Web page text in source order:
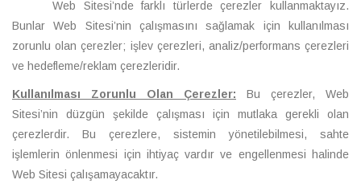
Web Sitesi’nde farklı türlerde çerezler kullanmaktayız.
Bunlar Web Sitesi’nin çalışmasını sağlamak için kullanılması
zorunlu olan çerezler; işlev çerezleri, analiz/performans çerezleri
ve hedefleme/reklam çerezleridir.
Kullanılması Zorunlu Olan Çerezler: Bu çerezler, Web
Sitesi’nin düzgün şekilde çalışması için mutlaka gerekli olan
çerezlerdir. Bu çerezlere, sistemin yönetilebilmesi, sahte
işlemlerin önlenmesi için ihtiyaç vardır ve engellenmesi halinde
Web Sitesi çalışamayacaktır.